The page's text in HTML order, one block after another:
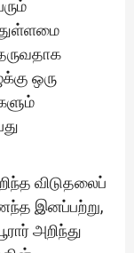
ஒரு
விடுதலைப்
இனப்பற்று,
அறிந்து